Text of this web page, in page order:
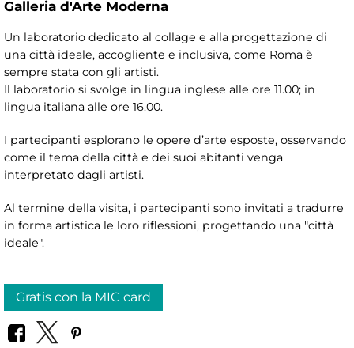
Galleria d'Arte Moderna
Un laboratorio dedicato al collage e alla progettazione di
una città ideale, accogliente e inclusiva, come Roma è
sempre stata con gli artisti.
Il laboratorio si svolge in lingua inglese alle ore 11.00; in
lingua italiana alle ore 16.00.
I partecipanti esplorano le opere d’arte esposte, osservando
come il tema della città e dei suoi abitanti venga
interpretato dagli artisti.
Al termine della visita, i partecipanti sono invitati a tradurre
in forma artistica le loro riflessioni, progettando una "città
ideale".
Gratis con la MIC card